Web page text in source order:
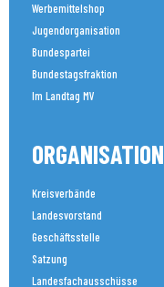
Werbemittelshop
Jugendorganisation
Bundespartei
Bundestagsfraktion
Im Landtag MV
ORGANISATION
Kreisverbände
Landesvorstand
Geschäftsstelle
Satzung
Landesfachausschüsse